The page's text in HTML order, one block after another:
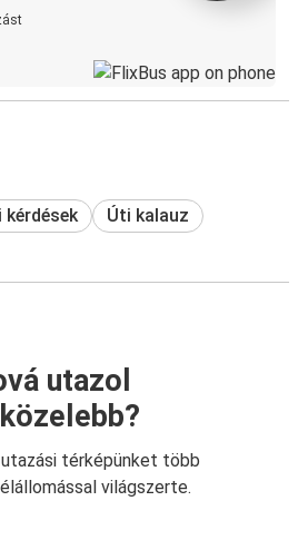
kérdések Úti kalauz
utazol
térképünket több
világszerte.